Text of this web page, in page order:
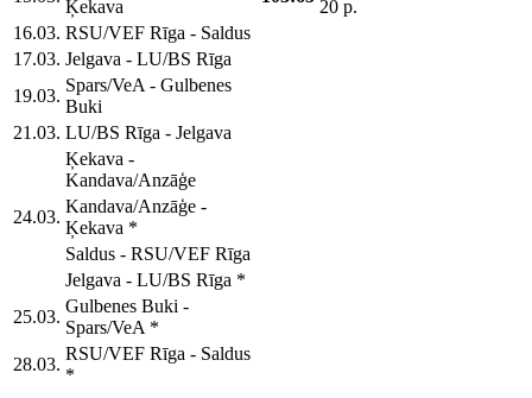
Ķekava
20 p.
16.03. RSU/VEF Rīga - Saldus
17.03. Jelgava - LU/BS Rīga
19.03.
Spars/VeA - Gulbenes
Buki
21.03. LU/BS Rīga - Jelgava
Ķekava -
Kandava/Anzāģe
24.03.
Kandava/Anzāģe -
Ķekava *
Saldus - RSU/VEF Rīga
Jelgava - LU/BS Rīga *
25.03.
Gulbenes Buki -
Spars/VeA *
28.03.
RSU/VEF Rīga - Saldus
*